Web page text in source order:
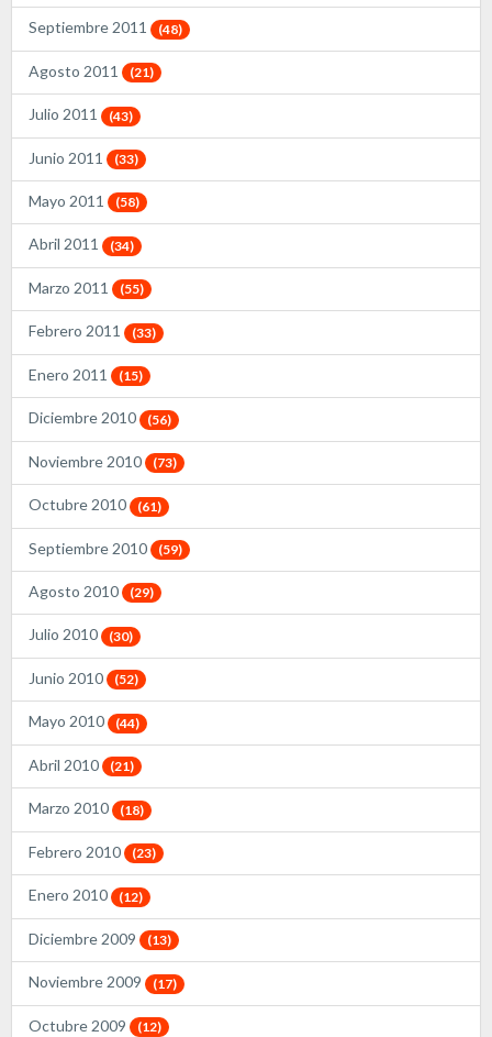
Septiembre 2011 (48)
Agosto 2011 (21)
Julio 2011 (43)
Junio 2011 (33)
Mayo 2011 (58)
Abril 2011 (34)
Marzo 2011 (55)
Febrero 2011 (33)
Enero 2011 (15)
Diciembre 2010 (56)
Noviembre 2010 (73)
Octubre 2010 (61)
Septiembre 2010 (59)
Agosto 2010 (29)
Julio 2010 (30)
Junio 2010 (52)
Mayo 2010 (44)
Abril 2010 (21)
Marzo 2010 (18)
Febrero 2010 (23)
Enero 2010 (12)
Diciembre 2009 (13)
Noviembre 2009 (17)
Octubre 2009 (12)